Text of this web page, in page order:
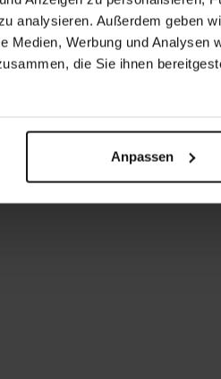
analysieren. Außerdem geben
Medien, Werbung und Analysen
die Sie ihnen
Anpassen